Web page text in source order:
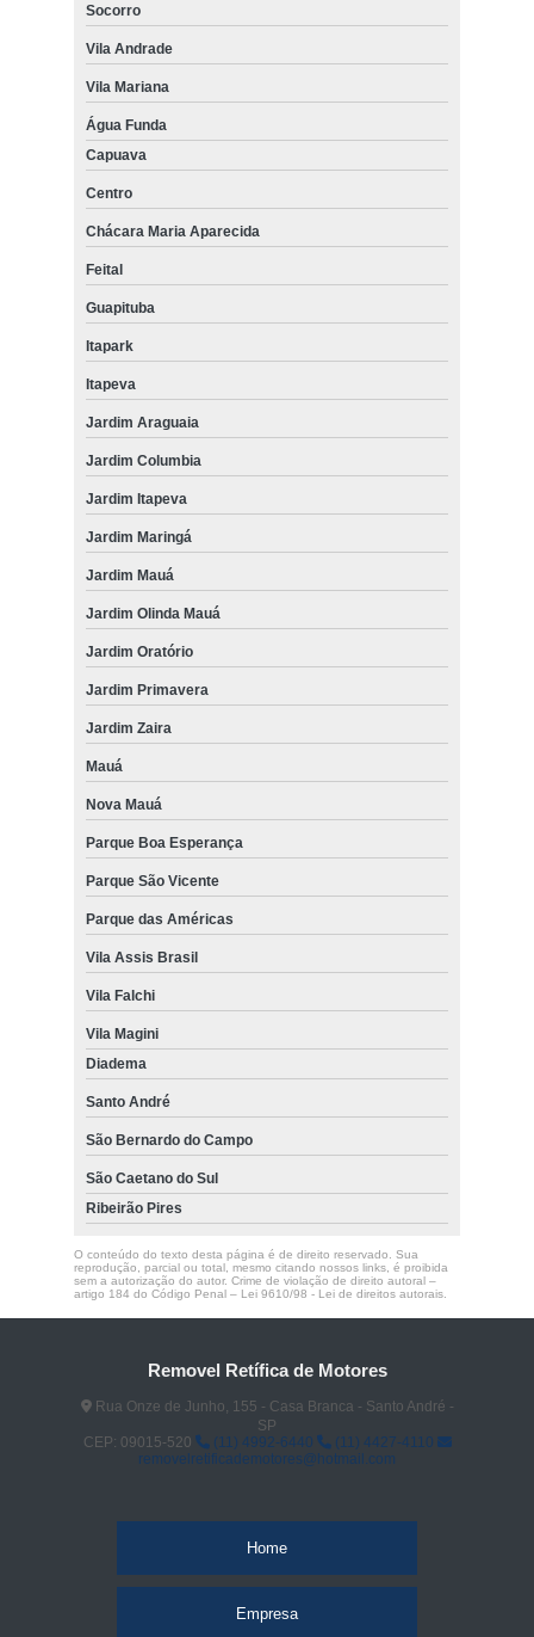
Socorro
Vila Andrade
Vila Mariana
Água Funda
Capuava
Centro
Chácara Maria Aparecida
Feital
Guapituba
Itapark
Itapeva
Jardim Araguaia
Jardim Columbia
Jardim Itapeva
Jardim Maringá
Jardim Mauá
Jardim Olinda Mauá
Jardim Oratório
Jardim Primavera
Jardim Zaira
Mauá
Nova Mauá
Parque Boa Esperança
Parque São Vicente
Parque das Américas
Vila Assis Brasil
Vila Falchi
Vila Magini
Diadema
Santo André
São Bernardo do Campo
São Caetano do Sul
Ribeirão Pires
O conteúdo do texto desta página é de direito reservado. Sua
reprodução, parcial ou total, mesmo citando nossos links, é proibida
sem a autorização do autor. Crime de violação de direito autoral –
artigo 184 do Código Penal – Lei 9610/98 - Lei de direitos autorais.
Removel Retífica de Motores
Rua Onze de Junho, 155 - Casa Branca - Santo André -
SP
CEP: 09015-520
(11) 4992-6440
(11) 4427-4110
removelretificademotores@hotmail.com
Home
Empresa